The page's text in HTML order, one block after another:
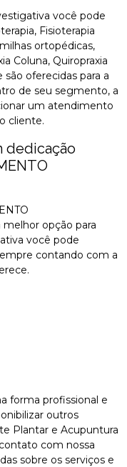
você pode
Fisioterapia
ortopédicas,
Coluna, Quiropraxia
oferecidas para a
de seu segmento, a
um atendimento
cliente.
dedicação
melhor opção para
você pode
contando com a
forma profissional e
outros
Plantar e Acupuntura
com nossa
sobre os serviços e